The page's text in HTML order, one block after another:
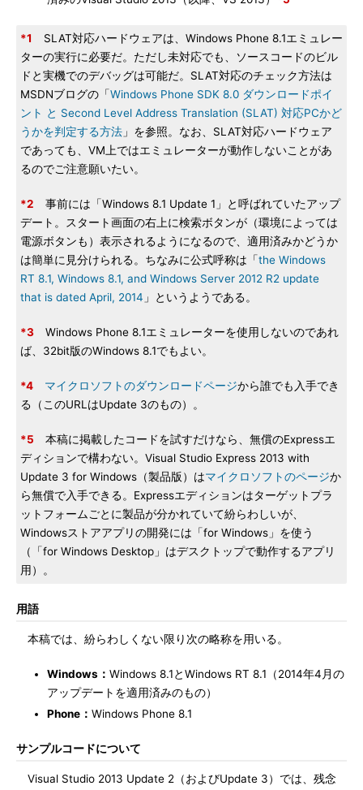
*1
SLAT対応ハードウェアは、Windows Phone 8.1エミュレー
ターの実行に必要だ。ただし未対応でも、ソースコードのビル
ドと実機でのデバッグは可能だ。SLAT対応のチェック方法は
MSDNブログの「Windows Phone SDK 8.0 ダウンロードポイ
ント と Second Level Address Translation (SLAT) 対応PCかど
うかを判定する方法 」を参照。なお、SLAT対応ハードウェア
であっても、VM上ではエミュレーターが動作しないことがあ
るのでご注意願いたい。
*2 事前には「Windows 8.1 Update 1」と呼ばれていたアップ
デート。スタート画面の右上に検索ボタンが（環境によっては
電源ボタンも）表示されるようになるので、適用済みかどうか
は簡単に見分けられる。ちなみに公式呼称は「the Windows
RT 8.1, Windows 8.1, and Windows Server 2012 R2 update
that is dated April, 2014 」というようである。
*3 Windows Phone 8.1エミュレーターを使用しないのであれ
ば、32bit版のWindows 8.1でもよい。
*4 マイクロソフトのダウンロードページから誰でも入手でき
る（このURLはUpdate 3のもの）。
*5 本稿に掲載したコードを試すだけなら、無償のExpressエ
ディションで構わない。Visual Studio Express 2013 with
Update 3 for Windows（製品版）はマイクロソフトのページか
ら無償で入手できる。Expressエディションはターゲットプラ
ットフォームごとに製品が分かれていて紛らわしいが、
Windowsストアアプリの開発には「for Windows」を使う
（「for Windows Desktop」はデスクトップで動作するアプリ
用）。
用語
本稿では、紛らわしくない限り次の略称を用いる。
Windows： Windows 8.1とWindows RT 8.1（2014年4月の
アップデートを適用済みのもの）
Phone： Windows Phone 8.1
サンプルコードについて
Visual Studio 2013 Update 2（およびUpdate 3）では、残念